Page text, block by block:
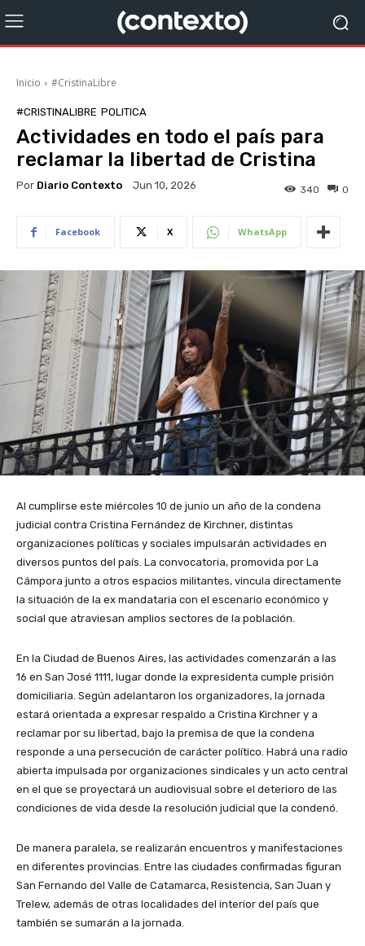
Inicio #CristinaLibre
#CRISTINALIBRE POLITICA
Actividades en todo el país para
reclamar la libertad de Cristina
Por Diario Contexto Jun 10, 2026 0
340
Facebook X WhatsApp
Al cumplirse este miércoles 10 de junio un año de la condena
judicial contra Cristina Fernández de Kirchner, distintas
organizaciones políticas y sociales impulsarán actividades en
diversos puntos del país. La convocatoria, promovida por La
Cámpora junto a otros espacios militantes, vincula directamente
la situación de la ex mandataria con el escenario económico y
social que atraviesan amplios sectores de la población.
En la Ciudad de Buenos Aires, las actividades comenzarán a las
16 en San José 1111, lugar donde la expresidenta cumple prisión
domiciliaria. Según adelantaron los organizadores, la jornada
estará orientada a expresar respaldo a Cristina Kirchner y a
reclamar por su libertad, bajo la premisa de que la condena
responde a una persecución de carácter político. Habrá una radio
abierta impulsada por organizaciones sindicales y un acto central
en el que se proyectará un audiovisual sobre el deterioro de las
condiciones de vida desde la resolución judicial que la condenó.
De manera paralela, se realizarán encuentros y manifestaciones
en diferentes provincias. Entre las ciudades confirmadas figuran
San Fernando del Valle de Catamarca, Resistencia, San Juan y
Trelew, además de otras localidades del interior del país que
también se sumarán a la jornada.